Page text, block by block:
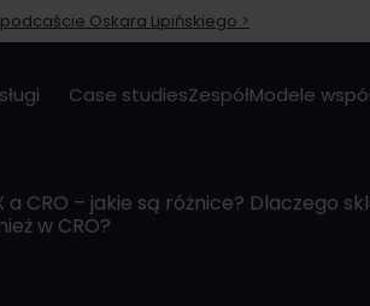
Oskara Lipińskiego >
Case studiesZespółModele